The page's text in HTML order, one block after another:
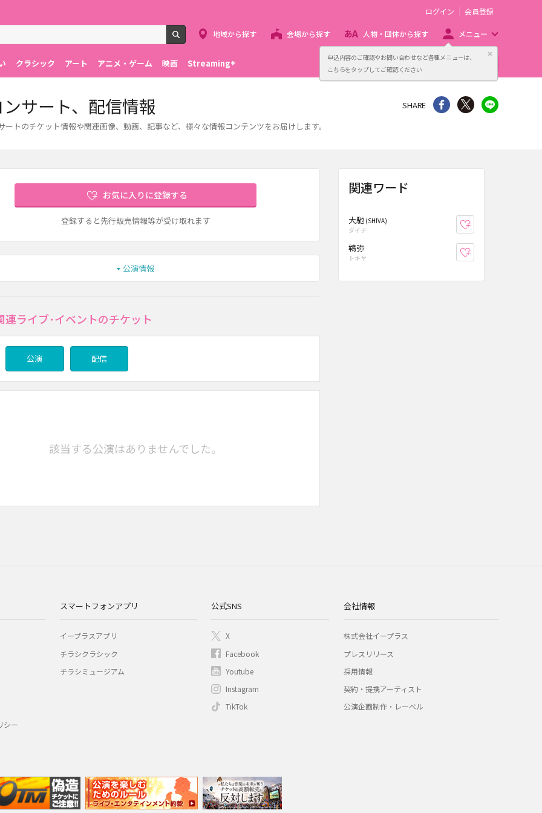
申込内容のご確認やお問い合わせなど各種メニューは、
こちらをタップしてご確認ください
閉じる
検索
ログイン 会員登録
地域から探す 会場から探す 人物・団体から探す メニュー
クラシック アート アニメ・ゲーム 映画 Streaming+ 主催者向け販売サービス
サート、配信情報
トのチケット情報や関連画像、動画、記事など、様々な情報コンテンツをお届けします。
SHARE シェア Twitter
お気に入りに登録する
登録すると先行販売情報等が受け取れます
公演情報
連ライブ･イベントのチケット
公演 配信
該当する公演はありませんでした。
関連ワード
大馳 (SHIVA)
ダイチ
鴾弥
トキヤ
シー
スマートフォンアプリ
イープラスアプリ
チラシクラシック
チラシミュージアム
公式SNS
X
Facebook
Youtube
Instagram
TikTok
会社情報
株式会社イープラス
プレスリリース
採用情報
契約・提携アーティスト
公演企画制作・レーベル